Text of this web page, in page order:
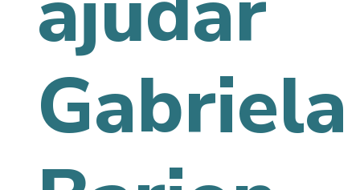
Gabriela